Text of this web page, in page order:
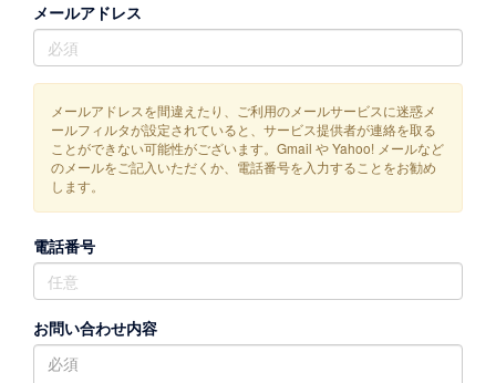
メールアドレス
メールアドレスを間違えたり、ご利用のメールサービスに迷惑メ
ールフィルタが設定されていると、サービス提供者が連絡を取る
ことができない可能性がございます。Gmail や Yahoo! メールなど
のメールをご記入いただくか、電話番号を入力することをお勧め
します。
電話番号
お問い合わせ内容